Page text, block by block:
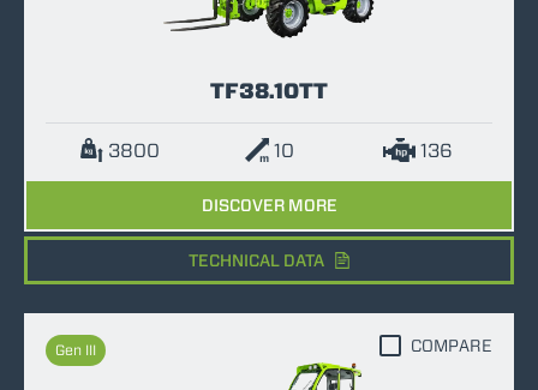
TF38.10TT
3800 10 136
DISCOVER MORE
TECHNICAL DATA
Gen III COMPARE